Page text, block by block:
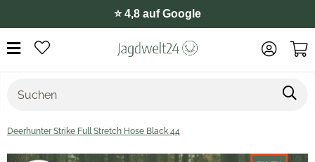
⭐️ 4,8 auf Google
Deerhunter Strike Full Stretch Hose Black 44